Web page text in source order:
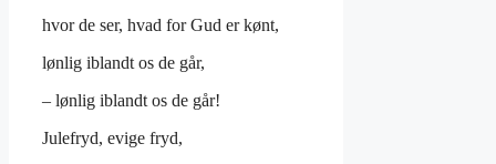
hvor de ser, hvad for Gud er kønt,
lønlig iblandt os de går,
– lønlig iblandt os de går!
Julefryd, evige fryd,